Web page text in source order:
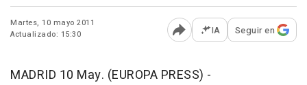
Martes, 10 mayo 2011
Actualizado: 15:30
Abrir opciones para
IA Seguir en
MADRID 10 May. (EUROPA PRESS) -